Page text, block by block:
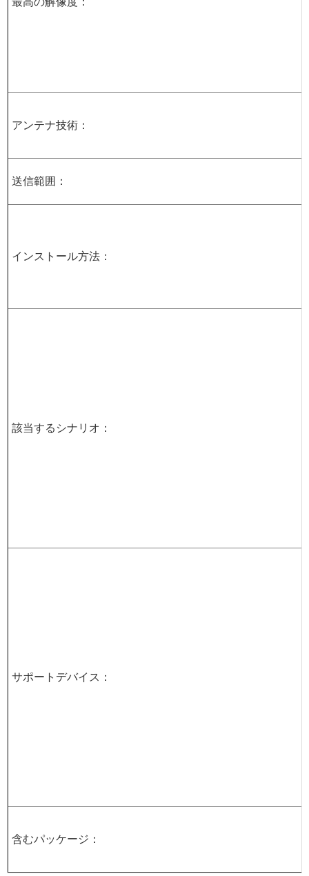
アンテナ技術：
送信範囲：
インストール方法：
該当するシナリオ：
サポートデバイス：
含むパッケージ：